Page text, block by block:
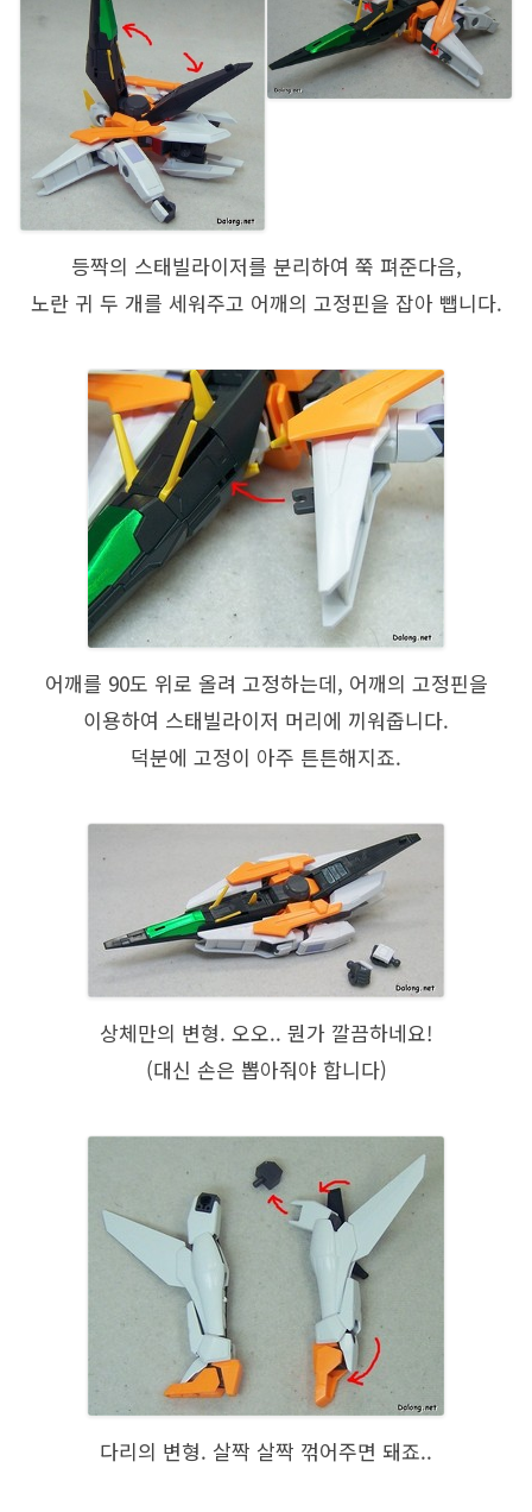
등짝의 스태빌라이저를 분리하여 쭉 펴준다음,
노란 귀 두 개를 세워주고 어깨의 고정핀을 잡아 뺍니다.
어깨를 90도 위로 올려 고정하는데, 어깨의 고정핀을
이용하여 스태빌라이저 머리에 끼워줍니다.
덕분에 고정이 아주 튼튼해지죠.
상체만의 변형. 오오.. 뭔가 깔끔하네요!
(대신 손은 뽑아줘야 합니다)
다리의 변형. 살짝 살짝 꺾어주면 돼죠..